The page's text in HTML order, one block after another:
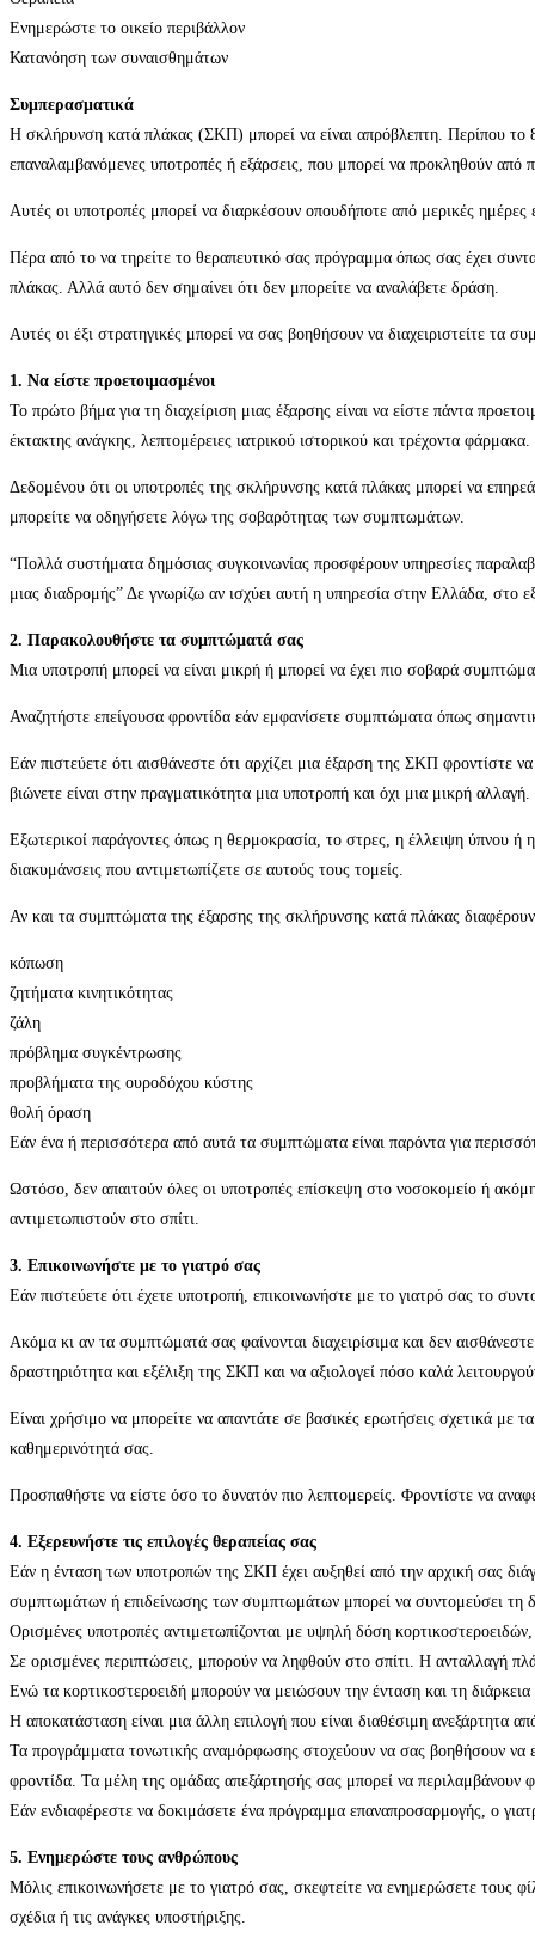
Ενημερώστε το οικείο περιβάλλον
Κατανόηση των συναισθημάτων
Συμπερασματικά
Η σκλήρυνση κατά πλάκας (ΣΚΠ) μπορεί να είναι απρόβλεπτη. Περίπου το
επαναλαμβανόμενες υποτροπές ή εξάρσεις, που μπορεί να προκληθούν
Αυτές οι υποτροπές μπορεί να διαρκέσουν οπουδήποτε από μερικές
Πέρα από το να τηρείτε το θεραπευτικό σας πρόγραμμα όπως σας έχει
πλάκας. Αλλά αυτό δεν σημαίνει ότι δεν μπορείτε να αναλάβετε δράση.
Αυτές οι έξι στρατηγικές μπορεί να σας βοηθήσουν να διαχειριστείτε τα
1. Να είστε προετοιμασμένοι
Το πρώτο βήμα για τη διαχείριση μιας έξαρσης είναι να είστε πάντα
έκτακτης ανάγκης, λεπτομέρειες ιατρικού ιστορικού και τρέχοντα
Δεδομένου ότι οι υποτροπές της σκλήρυνσης κατά πλάκας μπορεί να
μπορείτε να οδηγήσετε λόγω της σοβαρότητας των συμπτωμάτων.
“Πολλά συστήματα δημόσιας συγκοινωνίας προσφέρουν υπηρεσίες
μιας διαδρομής” Δε γνωρίζω αν ισχύει αυτή η υπηρεσία στην Ελλάδα,
2. Παρακολουθήστε τα συμπτώματά σας
Μια υποτροπή μπορεί να είναι μικρή ή μπορεί να έχει πιο σοβαρά
Αναζητήστε επείγουσα φροντίδα εάν εμφανίσετε συμπτώματα όπως
Εάν πιστεύετε ότι αισθάνεστε ότι αρχίζει μια έξαρση της ΣΚΠ φροντίστε
βιώνετε είναι στην πραγματικότητα μια υποτροπή και όχι μια μικρή αλλαγή.
Εξωτερικοί παράγοντες όπως η θερμοκρασία, το στρες, η έλλειψη ύπνου
διακυμάνσεις που αντιμετωπίζετε σε αυτούς τους τομείς.
Αν και τα συμπτώματα της έξαρσης της σκλήρυνσης κατά πλάκας
κόπωση
ζητήματα κινητικότητας
ζάλη
πρόβλημα συγκέντρωσης
προβλήματα της ουροδόχου κύστης
θολή όραση
Εάν ένα ή περισσότερα από αυτά τα συμπτώματα είναι παρόντα για
Ωστόσο, δεν απαιτούν όλες οι υποτροπές επίσκεψη στο νοσοκομείο ή
αντιμετωπιστούν στο σπίτι.
3. Επικοινωνήστε με το γιατρό σας
Εάν πιστεύετε ότι έχετε υποτροπή, επικοινωνήστε με το γιατρό σας το
Ακόμα κι αν τα συμπτώματά σας φαίνονται διαχειρίσιμα και δεν
δραστηριότητα και εξέλιξη της ΣΚΠ και να αξιολογεί πόσο καλά
Είναι χρήσιμο να μπορείτε να απαντάτε σε βασικές ερωτήσεις σχετικά
καθημερινότητά σας.
Προσπαθήστε να είστε όσο το δυνατόν πιο λεπτομερείς. Φροντίστε να
4. Εξερευνήστε τις επιλογές θεραπείας σας
Εάν η ένταση των υποτροπών της ΣΚΠ έχει αυξηθεί από την αρχική σας
συμπτωμάτων ή επιδείνωσης των συμπτωμάτων μπορεί να συντομεύσει τη
Ορισμένες υποτροπές αντιμετωπίζονται με υψηλή δόση
Σε ορισμένες περιπτώσεις, μπορούν να ληφθούν στο σπίτι. Η ανταλλαγή
Ενώ τα κορτικοστεροειδή μπορούν να μειώσουν την ένταση και τη
Η αποκατάσταση είναι μια άλλη επιλογή που είναι διαθέσιμη ανεξάρτητα
Τα προγράμματα τονωτικής αναμόρφωσης στοχεύουν να σας βοηθήσουν να
φροντίδα. Τα μέλη της ομάδας απεξάρτησής σας μπορεί να
Εάν ενδιαφέρεστε να δοκιμάσετε ένα πρόγραμμα επαναπροσαρμογής, ο
5. Ενημερώστε τους ανθρώπους
Μόλις επικοινωνήσετε με το γιατρό σας, σκεφτείτε να ενημερώσετε τους
σχέδια ή τις ανάγκες υποστήριξης.